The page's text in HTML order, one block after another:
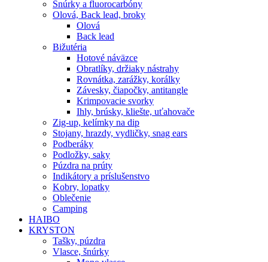
Šnúrky a fluorocarbóny
Olová, Back lead, broky
Olová
Back lead
Bižutéria
Hotové náväzce
Obratlíky, držiaky nástrahy
Rovnátka, zarážky, korálky
Závesky, čiapočky, antitangle
Krimpovacie svorky
Ihly, brúsky, kliešte, uťahovače
Zig-up, kelímky na dip
Stojany, hrazdy, vydličky, snag ears
Podberáky
Podložky, saky
Púzdra na prúty
Indikátory a príslušenstvo
Kobry, lopatky
Oblečenie
Camping
HAIBO
KRYSTON
Tašky, púzdra
Vlasce, šnúrky